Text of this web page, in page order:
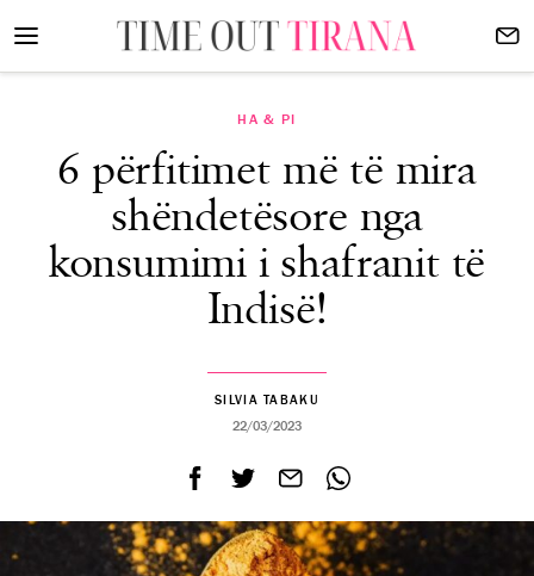
HA & PI
6 përfitimet më të mira
shëndetësore nga
konsumimi i shafranit të
Indisë!
SILVIA TABAKU
22/03/2023